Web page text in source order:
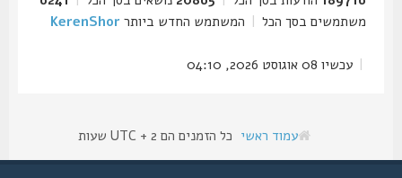
משתמשים בסך הכל |המשתמש החדש ביותרKerenShor
עכשיו 08 אוגוסט 2026, 04:10
עמוד ראשי כל הזמנים הם UTC + 2 שעות